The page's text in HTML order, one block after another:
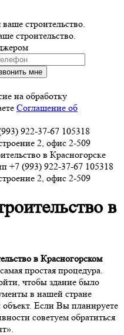
строительство.
мне
на обработку
Соглашение об
922-37-67 105318
2, офис 2-509
+7 (993) 922-37-67 105318
2, офис 2-509
в
в Красногорском
простая процедура.
чтобы здание было
в нашей стране
Если Вы планируете
советуем обратиться